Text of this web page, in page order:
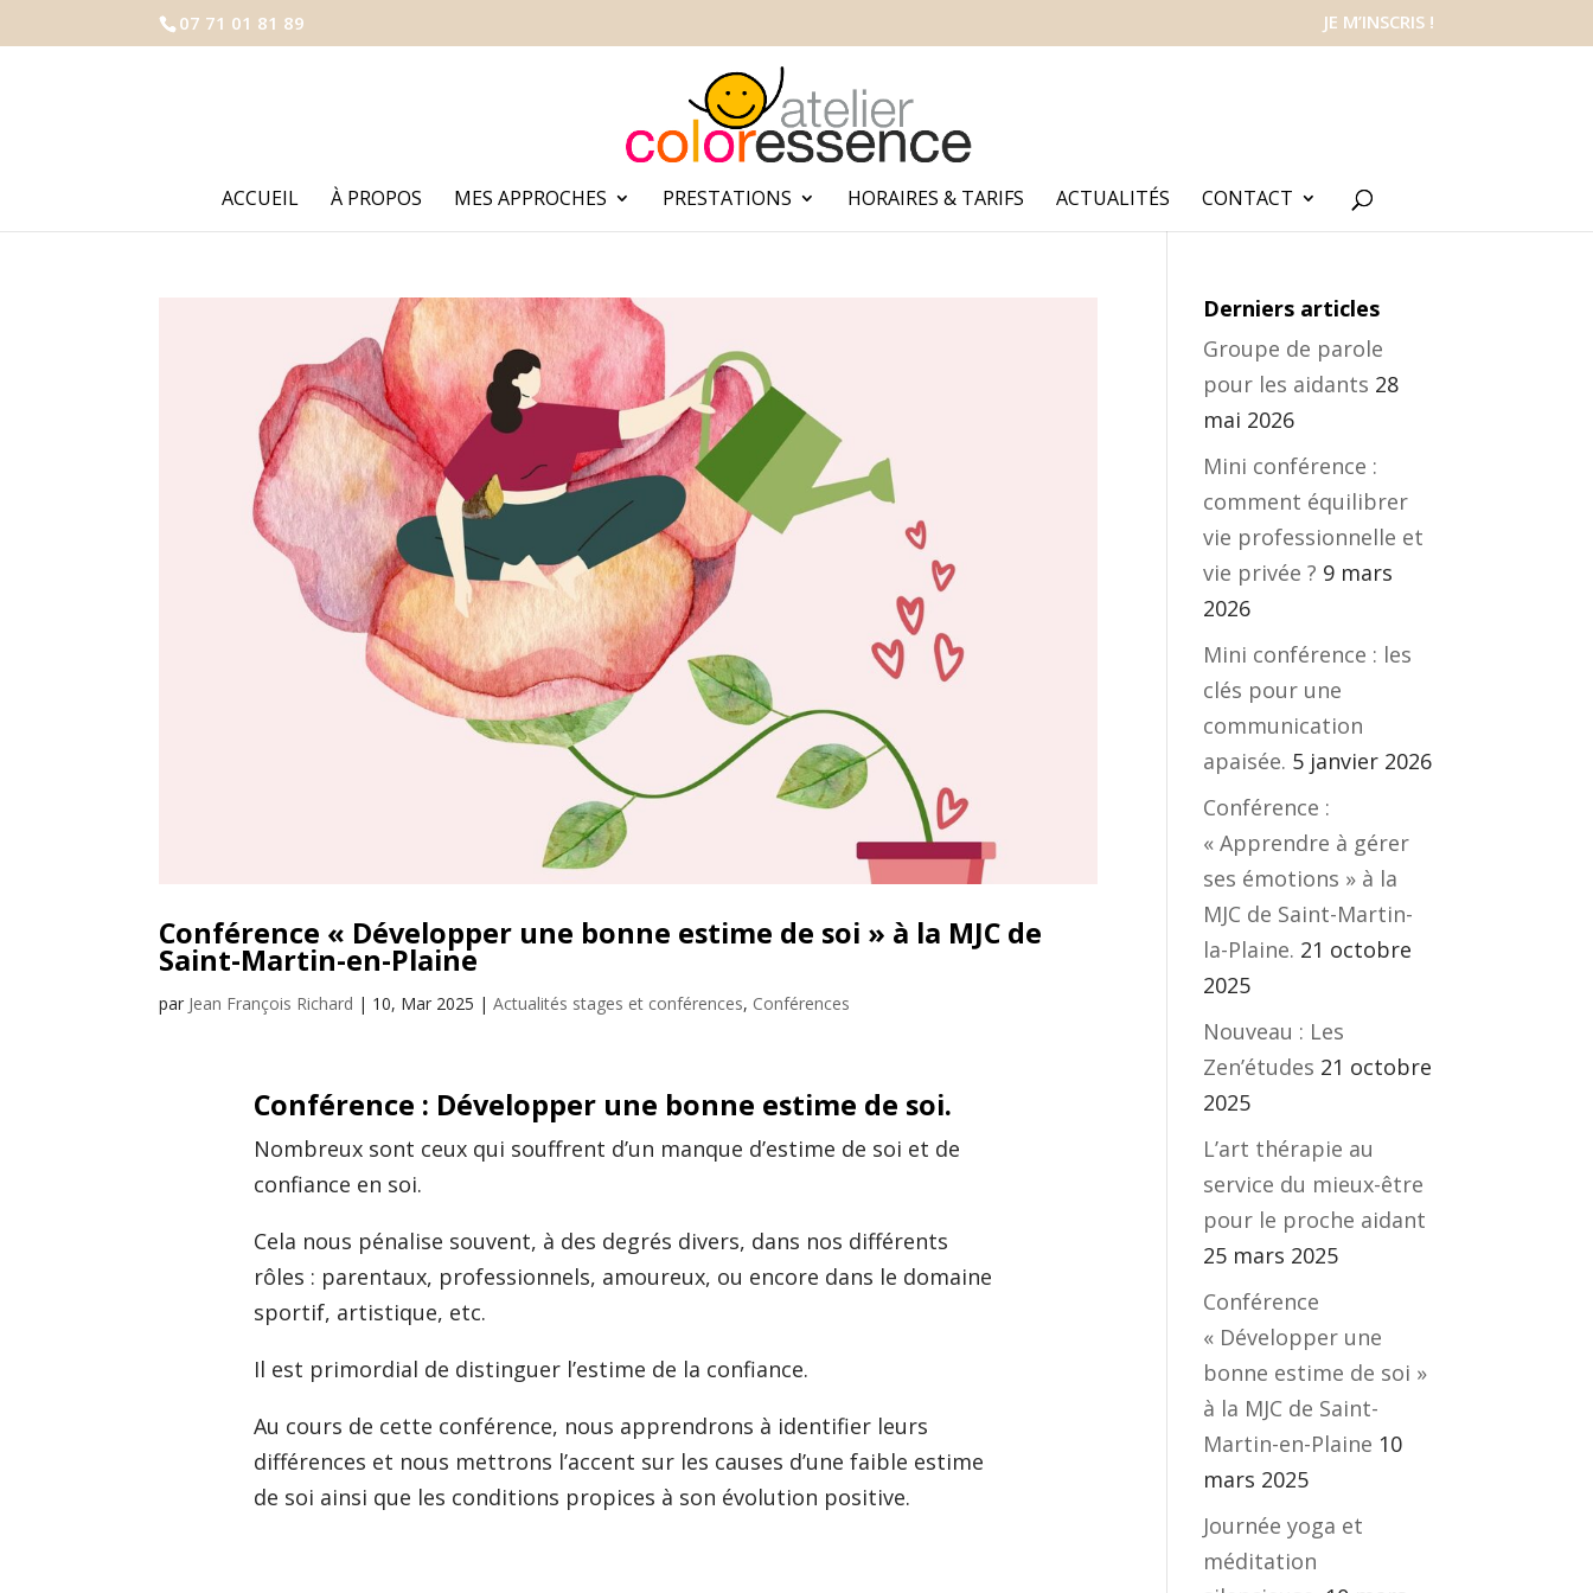
07 71 01 81 89 JE M’INSCRIS !
ACCUEIL À PROPOS MES APPROCHES PRESTATIONS HORAIRES & TARIFS ACTUALITÉS CONTACT
Conférence « Développer une bonne estime de soi » à la MJC de
Saint-Martin-en-Plaine
par Jean François Richard | 10, Mar 2025 |Actualités stages et conférences, Conférences
Conférence : Développer une bonne estime de soi.
Nombreux sont ceux qui souffrent d’un manque d’estime de soi et de
confiance en soi.
Cela nous pénalise souvent, à des degrés divers, dans nos différents
rôles : parentaux, professionnels, amoureux, ou encore dans le domaine
sportif, artistique, etc.
Il est primordial de distinguer l’estime de la confiance.
Au cours de cette conférence, nous apprendrons à identifier leurs
différences et nous mettrons l’accent sur les causes d’une faible estime
de soi ainsi que les conditions propices à son évolution positive.
Derniers articles
Groupe de parole
pour les aidants 28
mai 2026
Mini conférence :
comment équilibrer
vie professionnelle et
vie privée ? 9 mars
2026
Mini conférence : les
clés pour une
communication
apaisée. 5 janvier 2026
Conférence :
« Apprendre à gérer
ses émotions » à la
MJC de Saint-Martin-
la-Plaine. 21 octobre
2025
Nouveau : Les
Zen’études 21 octobre
2025
L’art thérapie au
service du mieux-être
pour le proche aidant
25 mars 2025
Conférence
« Développer une
bonne estime de soi »
à la MJC de Saint-
Martin-en-Plaine 10
mars 2025
Journée yoga et
méditation